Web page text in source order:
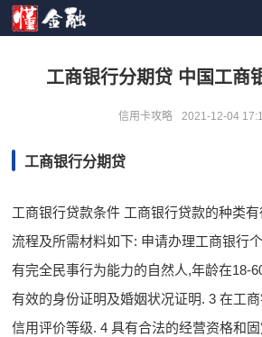
工商银行分期贷 中国工商
信用卡攻略 2021-12-04
工商银行分期贷
工商银行贷款条件 工商银行贷款的种类有
流程及所需材料如下: 申请办理工商银行
有完全民事行为能力的自然人,年龄在18-
有效的身份证明及婚姻状况证明. 3 在工
信用评价等级. 4 具有合法的经营资格和